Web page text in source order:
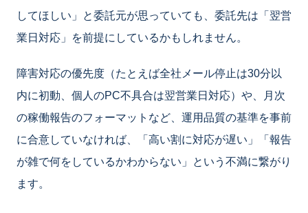
してほしい」と委託元が思っていても、委託先は「翌営
業日対応」を前提にしているかもしれません。
障害対応の優先度（たとえば全社メール停止は30分以
内に初動、個人のPC不具合は翌営業日対応）や、月次
の稼働報告のフォーマットなど、運用品質の基準を事前
に合意していなければ、「高い割に対応が遅い」「報告
が雑で何をしているかわからない」という不満に繋がり
ます。